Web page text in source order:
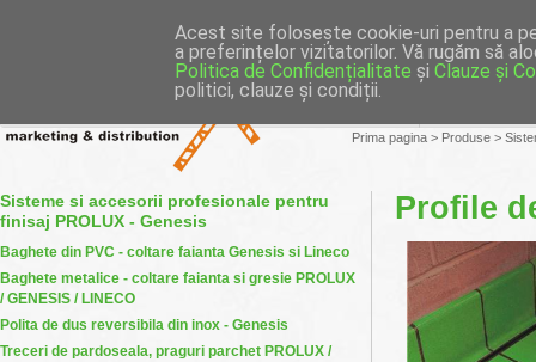
Acest site folosește cookie-uri pentru a
a preferințelor vizitatorilor. Vă rugăm să
Politica de Confidențialitate și Clauze și
politici, clauze și condiții.
MAGAZIN ONLINE Prima pagina
Companie
Prima pagina > Produse >
Sisteme si accesorii profesionale pentru
finisaj PROLUX - Genesis
Baghete din PVC - coltare faianta Genesis si Lineco
Baghete metalice - coltare faianta si gresie PROLUX
/ GENESIS / LINECO
Polita de dus reversibila din inox - Genesis
Treceri de pardoseala, praguri parchet PROLUX /
Profile